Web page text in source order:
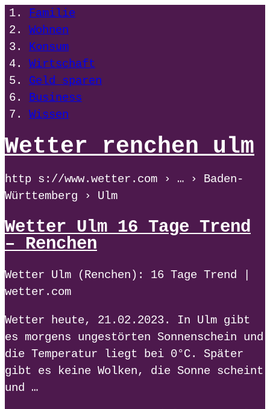
Familie
Wohnen
Konsum
Wirtschaft
Geld sparen
Business
Wissen
Wetter renchen ulm
http s://www.wetter.com › … › Baden-
Württemberg › Ulm
Wetter Ulm 16 Tage Trend
– Renchen
Wetter Ulm (Renchen): 16 Tage Trend |
wetter.com
Wetter heute, 21.02.2023. In Ulm gibt
es morgens ungestörten Sonnenschein und
die Temperatur liegt bei 0°C. Später
gibt es keine Wolken, die Sonne scheint
und …